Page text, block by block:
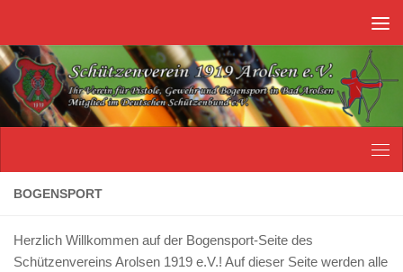
BOGENSPORT
Herzlich Willkommen auf der Bogensport-Seite des
Schützenvereins Arolsen 1919 e.V.! Auf dieser Seite werden alle